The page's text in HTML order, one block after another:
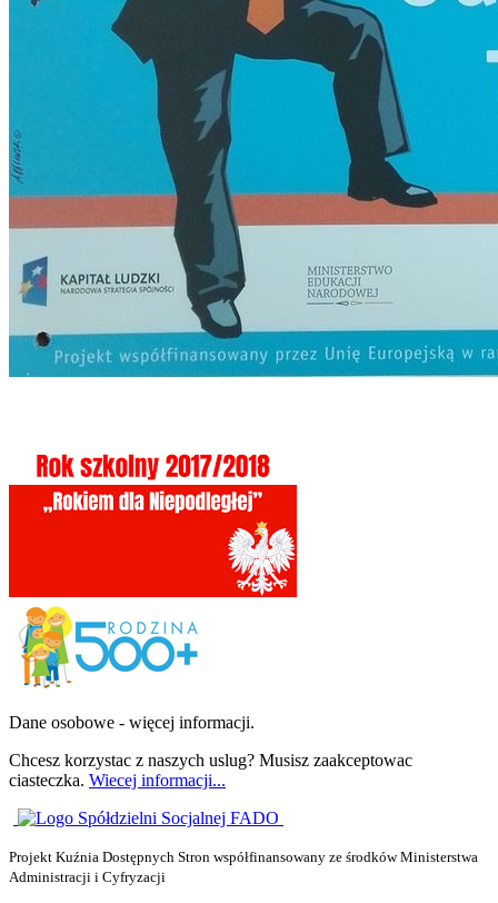
Dane osobowe - więcej informacji.
Chcesz korzystac z naszych uslug? Musisz zaakceptowac
ciasteczka. Wiecej informacji...
Projekt Kuźnia Dostępnych Stron współfinansowany ze środków Ministerstwa
Administracji i Cyfryzacji